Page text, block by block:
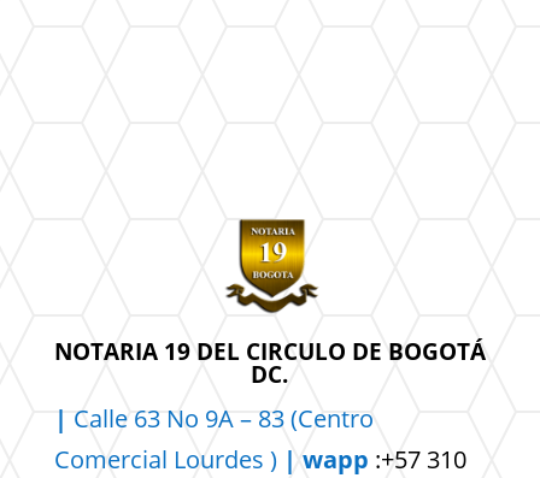
NOTARIA 19 DEL CIRCULO DE BOGOTÁ
DC.
| Calle 63 No 9A – 83 (Centro
Comercial Lourdes ) | wapp :+57 310